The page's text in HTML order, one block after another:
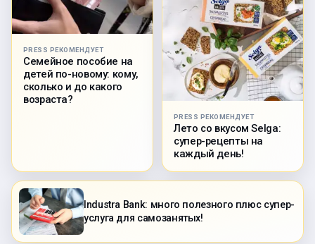
PRESS РЕКОМЕНДУЕТ
Семейное пособие на
детей по-новому: кому,
сколько и до какого
возраста?
PRESS РЕКОМЕНДУЕТ
Лето со вкусом Selga:
супер-рецепты на
каждый день!
Industra Bank: много полезного плюс супер-
услуга для самозанятых!